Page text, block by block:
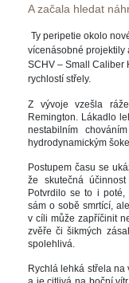
A začala hledat
Ty peripetie okolo
vícenásobné projektily
SCHV – Small Caliber
rychlostí střely.
Z vývoje vzešla
Remington. Lákadlo
nestabilním
hydrodynamickým
Postupem času se
že skutečná
Potvrdilo se to i
ám o sobě smrtící,
v cíli může zapříčinit
zvěře či šikmých
polehlivá.
Rychlá lehká střela